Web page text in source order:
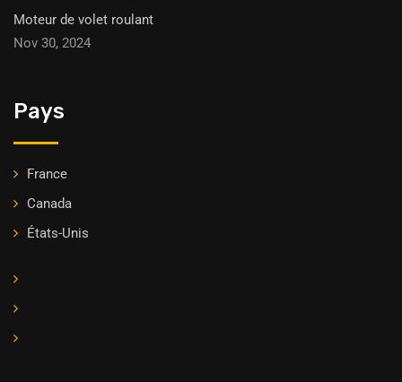
Moteur de volet roulant
Nov 30, 2024
Pays
France
Canada
États-Unis